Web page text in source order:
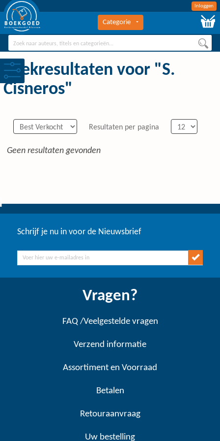
Inloggen
BOEKGOED
Boekengroothandel Hilversum
Categorie
Zoekresultaten voor "S.
Cisneros"
Resultaten per pagina
Geen resultaten gevonden
Schrijf je nu in voor de Nieuwsbrief
Vragen?
FAQ /Veelgestelde vragen
Verzend informatie
Assortiment en Voorraad
Betalen
Retouraanvraag
Uw bestelling